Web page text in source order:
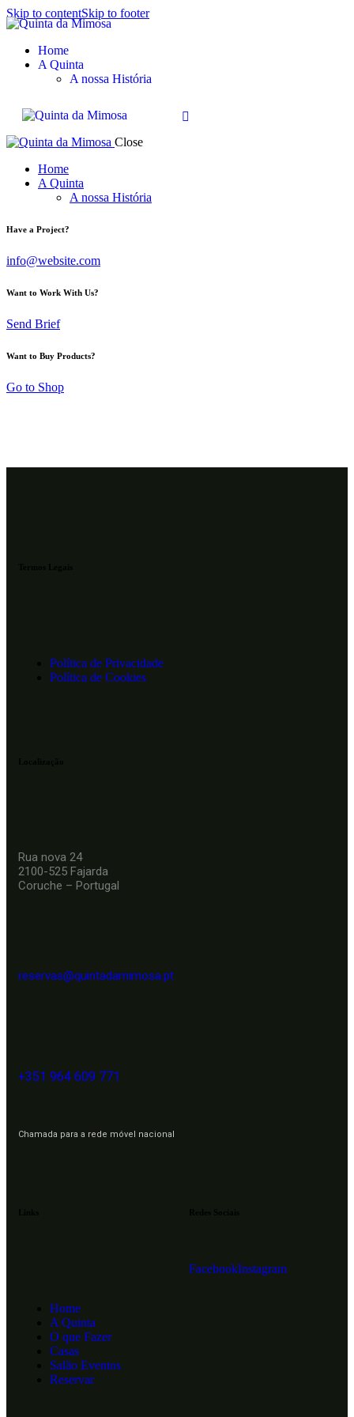
Skip to contentSkip to footer
Home
A Quinta
A nossa História
Close
Home
A Quinta
A nossa História
Have a Project?
info@website.com
Want to Work With Us?
Send Brief
Want to Buy Products?
Go to Shop
Política de Privacidade
Política de Cookies
Rua nova 24
2100-525 Fajarda
Coruche – Portugal
reservas@quintadamimosa.pt
+351 964 609 771
Chamada para a rede móvel nacional
Home
A Quinta
O que Fazer
Casas
Salão Eventos
Reservar
FacebookInstagram